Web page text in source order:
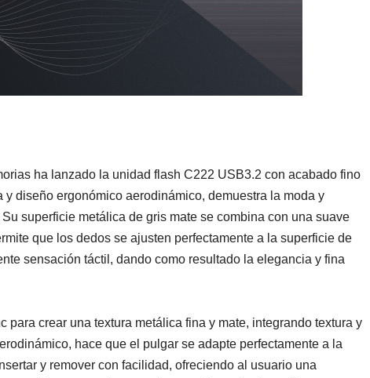
ha lanzado la unidad flash C222 USB3.2 con acabado fino
diseño ergonómico aerodinámico, demuestra la moda y
superficie metálica de gris mate se combina con una suave
que los dedos se ajusten perfectamente a la superficie de
sensación táctil, dando como resultado la elegancia y fina
crear una textura metálica fina y mate, integrando textura y
hace que el pulgar se adapte perfectamente a la
y remover con facilidad, ofreciendo al usuario una